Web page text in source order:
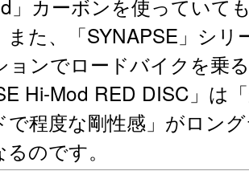
」カーボンを使っていて
また、「SYNAPSE」シ
ョンでロードバイクを乗
Hi-Mod RED DISC」は
で程度な剛性感」がロン
のです。